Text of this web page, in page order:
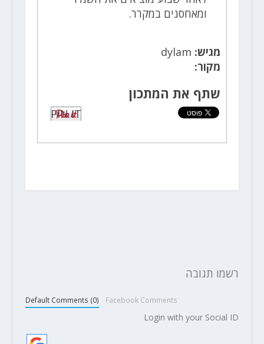
ומאחסנים במקרר.
מגיש: dylam
מקור:
שתף את המתכון
PIN IT
רשמו תגובה
Default Comments (0) Facebook Comments
Login with your Social ID